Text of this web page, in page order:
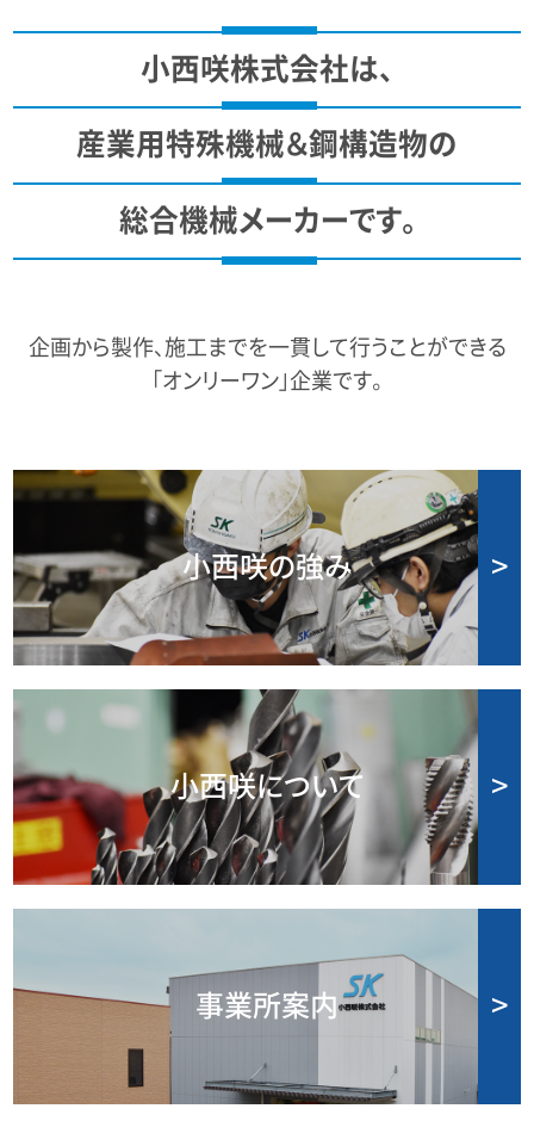
小西咲株式会社は、
産業用特殊機械＆鋼構造物の
総合機械メーカーです。
企画から製作、施工までを一貫して行うことができる
「オンリーワン」企業です。
小西咲の強み
小西咲について
事業所案内